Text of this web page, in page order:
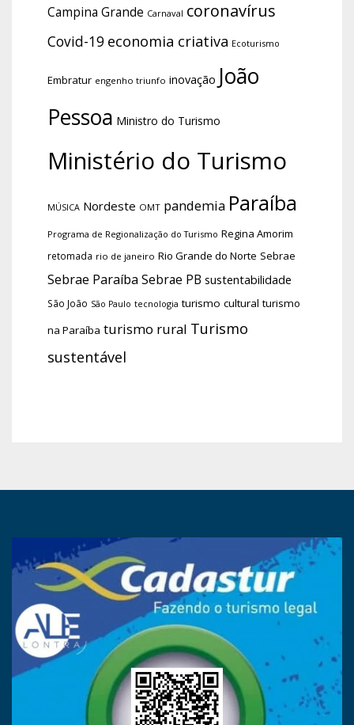
Campina Grande Carnaval coronavírus
Covid-19 economia criativa Ecoturismo
Embratur engenho triunfo inovação João
Pessoa Ministro do Turismo
Ministério do Turismo
MÚSICA Nordeste OMT pandemia Paraíba
Programa de Regionalização do Turismo Regina Amorim
retomada rio de janeiro Rio Grande do Norte Sebrae
Sebrae Paraíba Sebrae PB sustentabilidade
São João São Paulo tecnologia turismo cultural turismo
na Paraíba turismo rural Turismo
sustentável